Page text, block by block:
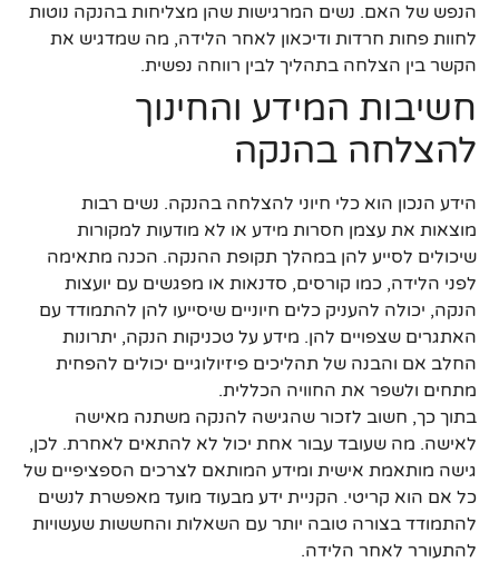
הנפש של האם. נשים המרגישות שהן מצליחות בהנקה נוטות
לחוות פחות חרדות ודיכאון לאחר הלידה, מה שמדגיש את
הקשר בין הצלחה בתהליך לבין רווחה נפשית.
חשיבות המידע והחינוך
להצלחה בהנקה
הידע הנכון הוא כלי חיוני להצלחה בהנקה. נשים רבות
מוצאות את עצמן חסרות מידע או לא מודעות למקורות
שיכולים לסייע להן במהלך תקופת ההנקה. הכנה מתאימה
לפני הלידה, כמו קורסים, סדנאות או מפגשים עם יועצות
הנקה, יכולה להעניק כלים חיוניים שיסייעו להן להתמודד עם
האתגרים שצפויים להן. מידע על טכניקות הנקה, יתרונות
החלב אם והבנה של תהליכים פיזיולוגיים יכולים להפחית
מתחים ולשפר את החוויה הכללית.
בתוך כך, חשוב לזכור שהגישה להנקה משתנה מאישה
לאישה. מה שעובד עבור אחת יכול לא להתאים לאחרת. לכן,
גישה מותאמת אישית ומידע המותאם לצרכים הספציפיים של
כל אם הוא קריטי. הקניית ידע מבעוד מועד מאפשרת לנשים
להתמודד בצורה טובה יותר עם השאלות והחששות שעשויות
להתעורר לאחר הלידה.